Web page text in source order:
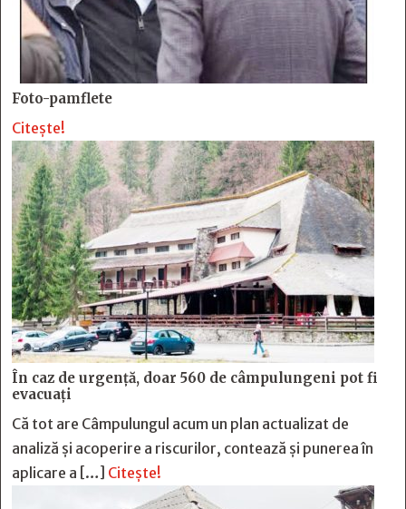
Foto-pamflete
Citește!
În caz de urgență, doar 560 de câmpulungeni pot fi
evacuați
Că tot are Câmpulungul acum un plan actualizat de
analiză și acoperire a riscurilor, contează și punerea în
aplicare a […] Citește!